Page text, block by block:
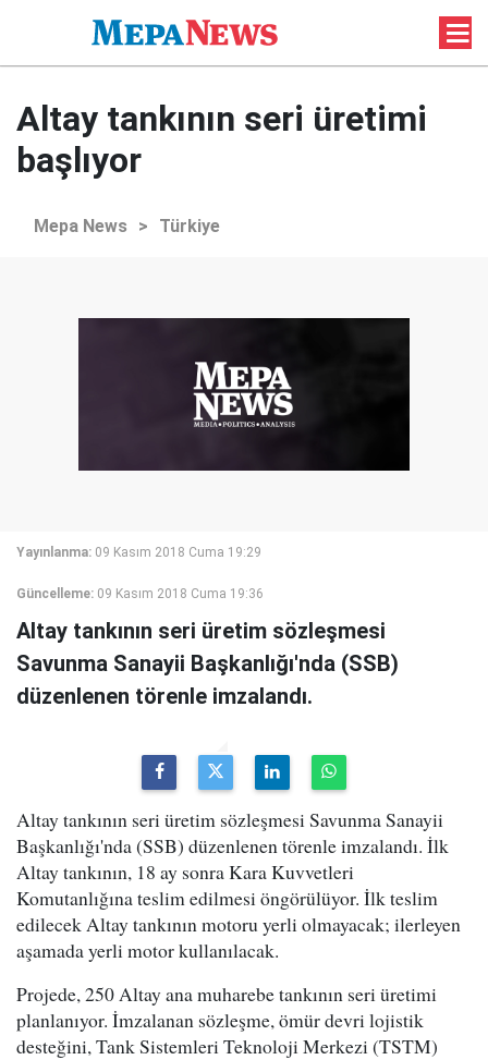
Altay tankının seri üretimi
başlıyor
Mepa News > Türkiye
Yayınlanma: 09 Kasım 2018 Cuma 19:29
Güncelleme: 09 Kasım 2018 Cuma 19:36
Altay tankının seri üretim sözleşmesi
Savunma Sanayii Başkanlığı'nda (SSB)
düzenlenen törenle imzalandı.
Altay tankının seri üretim sözleşmesi Savunma Sanayii
Başkanlığı'nda (SSB) düzenlenen törenle imzalandı. İlk
Altay tankının, 18 ay sonra Kara Kuvvetleri
Komutanlığına teslim edilmesi öngörülüyor. İlk teslim
edilecek Altay tankının motoru yerli olmayacak; ilerleyen
aşamada yerli motor kullanılacak.
Projede, 250 Altay ana muharebe tankının seri üretimi
planlanıyor. İmzalanan sözleşme, ömür devri lojistik
desteğini, Tank Sistemleri Teknoloji Merkezi (TSTM)